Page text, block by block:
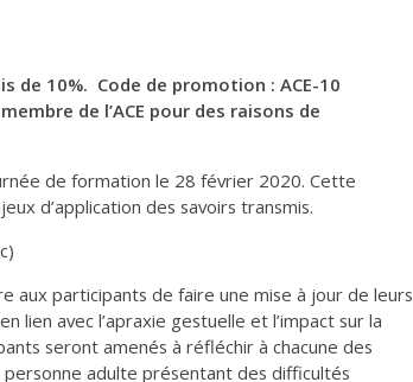
de 10%. Code de promotion : ACE-10
de l’ACE pour des raisons de
de formation le 28 février 2020. Cette
d’application des savoirs transmis.
aux participants de faire une mise à jour de leurs
lien avec l’apraxie gestuelle et l’impact sur la
seront amenés à réfléchir à chacune des
adulte présentant des difficultés